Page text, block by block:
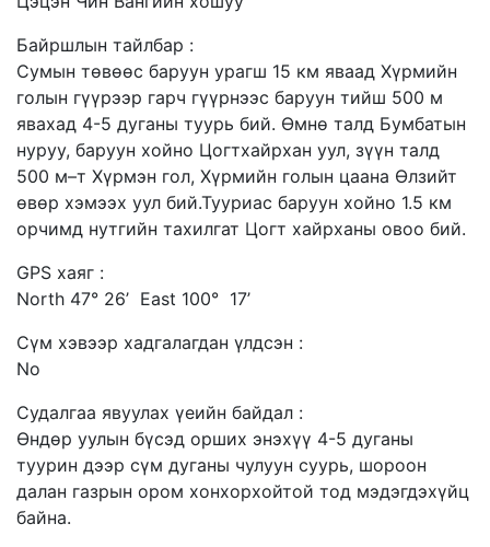
Байршлын тайлбар :
Сумын төвөөс баруун урагш 15 км яваад Хүрмийн
голын гүүрээр гарч гүүрнээс баруун тийш 500 м
явахад 4-5 дуганы туурь бий. Өмнө талд Бумбатын
нуруу, баруун хойно Цогтхайрхан уул, зүүн талд
500 м–т Хүрмэн гол, Хүрмийн голын цаана Өлзийт
өвөр хэмээх уул бий.Тууриас баруун хойно 1.5 км
орчимд нутгийн тахилгат Цогт хайрханы овоо бий.
GPS хаяг :
North 47° 26’ East 100° 17’
Сүм хэвээр хадгалагдан үлдсэн :
No
Судалгаа явуулах үеийн байдал :
Өндөр уулын бүсэд орших энэхүү 4-5 дуганы
туурин дээр сүм дуганы чулуун суурь, шороон
далан газрын ором хонхорхойтой тод мэдэгдэхүйц
байна.